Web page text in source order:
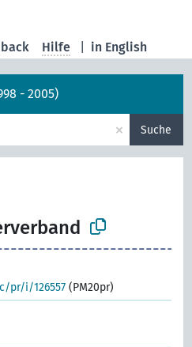
in English
Hilfe
- 2005)
× Suche
pr/i/126557 (PM20pr)